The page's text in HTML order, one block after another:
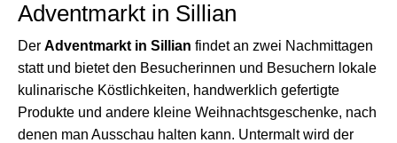
Adventmarkt in Sillian
Der Adventmarkt in Sillian findet an zwei Nachmittagen
statt und bietet den Besucherinnen und Besuchern lokale
kulinarische Köstlichkeiten, handwerklich gefertigte
Produkte und andere kleine Weihnachtsgeschenke, nach
denen man Ausschau halten kann. Untermalt wird der